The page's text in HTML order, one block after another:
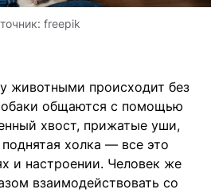
freepik
животными происходит без
общаются с помощью
хвост, прижатые уши,
холка — все это
и настроении. Человек же
взаимодействовать со